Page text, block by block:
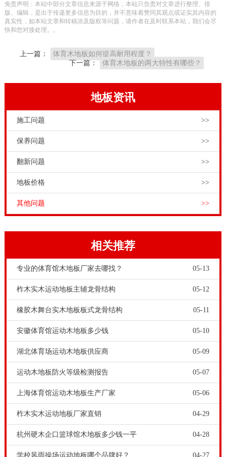
免责声明：本站中部分文章信息来源于网络，本站只负责对文章进行整理、排
版、编辑，是出于传递更多信息为目的，并不意味着赞同其观点或证实其内容的
真实性，如本站文章和转稿涉及版权等问题，请作者在及时联系本站，我们会尽
快和您对接处理。。
上一篇：
体育木地板如何提高耐用程度？
下一篇：
体育木地板的两大特性有哪些？
地板资讯
施工问题 >>
保养问题 >>
翻新问题 >>
地板价格 >>
其他问题 >>
相关推荐
专业的体育馆木地板厂家去哪找？ 05-13
柞木实木运动地板主辅龙骨结构 05-12
橡胶木舞台实木地板板式龙骨结构 05-11
安徽体育馆运动木地板多少钱 05-10
湖北体育场运动木地板供应商 05-09
运动木地板防火等级检测报告 05-07
上海体育馆运动木地板生产厂家 05-06
柞木实木运动地板厂家直销 04-29
杭州硬木企口篮球馆木地板多少钱一平 04-28
学校风雨操场运动地板哪个品牌好？ 04-27